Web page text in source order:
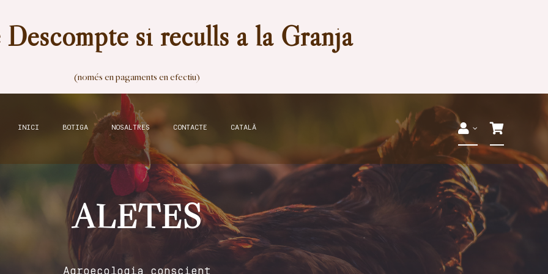
Descompte si reculls a la Granja
(només en pagaments en efectiu)
INICI BOTIGA NOSALTRES CONTACTE CATALÀ
ALETES